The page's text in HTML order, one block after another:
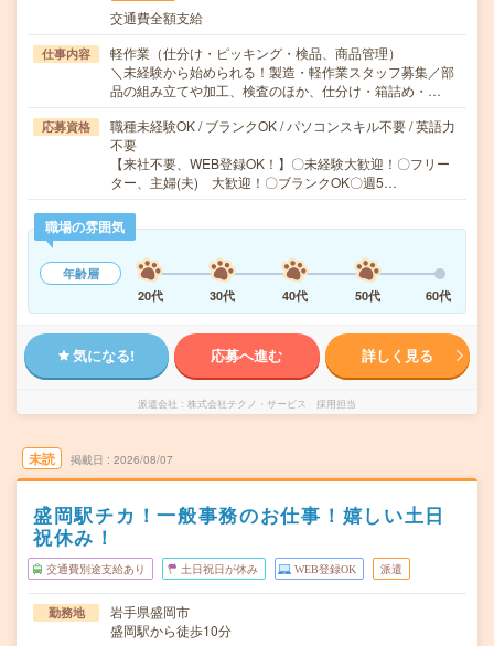
交通費全額支給
仕事内容
軽作業（仕分け・ピッキング・検品、商品管理）
＼未経験から始められる！製造・軽作業スタッフ募集／部
品の組み立てや加工、検査のほか、仕分け・箱詰め・…
応募資格
職種未経験OK / ブランクOK / パソコンスキル不要 / 英語力
不要
【来社不要、WEB登録OK！】〇未経験大歓迎！〇フリー
ター、主婦(夫) 大歓迎！〇ブランクOK〇週5…
職場の雰囲気
年齢層
20代
30代 40代 50代 60代
気になる! 応募へ進む 詳しく見る
派遣会社 株式会社テクノ・サービス 採用担当
未読 掲載日 2026/08/07
盛岡駅チカ！一般事務のお仕事！嬉しい土日
祝休み！
交通費別途支給あり 土日祝日が休み WEB登録OK 派遣
勤務地
岩手県盛岡市
盛岡駅から徒歩10分